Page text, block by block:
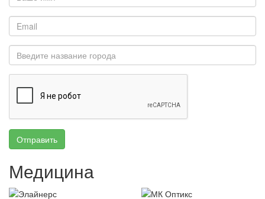
Отправить
Медицина